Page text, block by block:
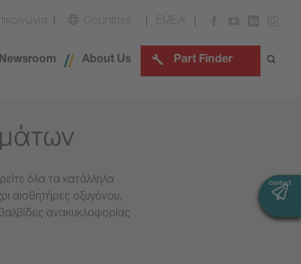
Countries EMEA
Newsroom About Us Part Finder
όλα τα κατάλληλα
αισθητήρες οξυγόνου,
ανακυκλοφορίας
Contact
Contact